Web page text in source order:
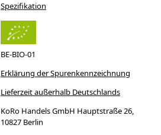
Spezifikation
BE-BIO-01
Erklärung der Spurenkennzeichnung
Lieferzeit außerhalb Deutschlands
KoRo Handels GmbH Hauptstraße 26,
10827 Berlin